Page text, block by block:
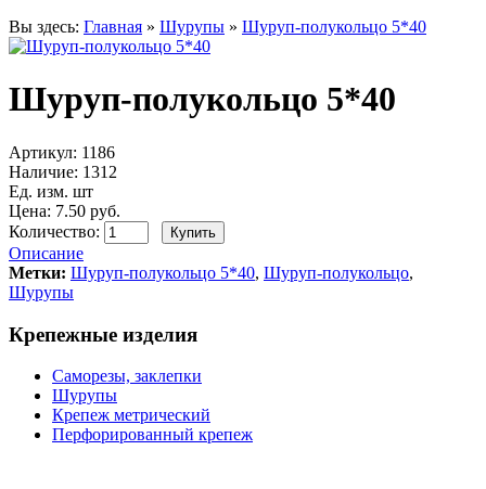
Вы здесь: Главная » Шурупы » Шуруп-полукольцо 5*40
Шуруп-полукольцо 5*40
Артикул: 1186
Наличие: 1312
Ед. изм. шт
Цена: 7.50 руб.
Количество:
Описание
Метки: Шуруп-полукольцо 5*40, Шуруп-полукольцо,
Шурупы
Крепежные изделия
Саморезы, заклепки
Шурупы
Крепеж метрический
Перфорированный крепеж